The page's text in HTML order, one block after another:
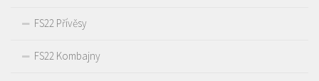
FS22 Přívěsy
FS22 Kombajny